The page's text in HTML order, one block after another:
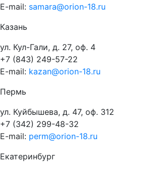
E-mail: samara@orion-18.ru
Казань
ул. Кул-Гали, д. 27, оф. 4
+7 (843) 249-57-22
E-mail: kazan@orion-18.ru
Пермь
ул. Куйбышева, д. 47, оф. 312
+7 (342) 299-48-32
E-mail: perm@orion-18.ru
Екатеринбург